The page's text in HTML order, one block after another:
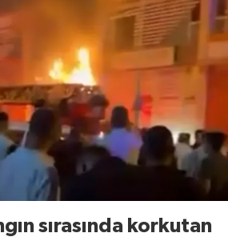
sırasında korkutan